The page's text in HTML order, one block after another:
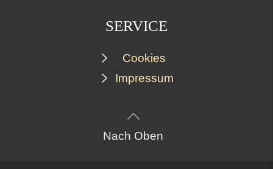
SERVICE
Cookies
Impressum
Nach Oben